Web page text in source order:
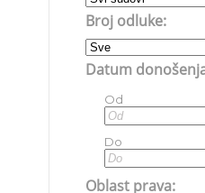
Broj odluke:
Datum
Od
Do
Oblast prava: